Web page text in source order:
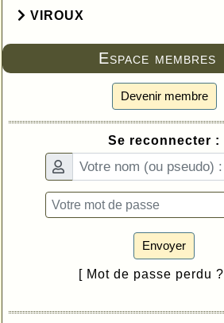
VIROUX
Espace membres
Devenir membre
Se reconnecter :
Envoyer
[ Mot de passe perdu ?